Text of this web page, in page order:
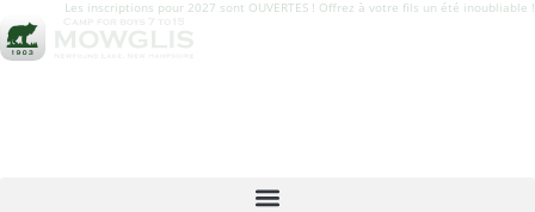
Les inscriptions pour 2027 sont OUVERTES ! Offrez à votre fils un été inoubliable !